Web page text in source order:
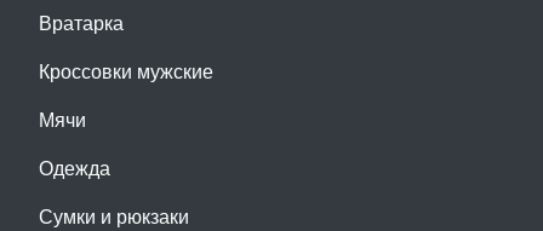
Вратарка
Кроссовки мужские
Мячи
Одежда
Сумки и рюкзаки